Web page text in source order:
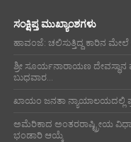
ಸಂಕ್ಷಿಪ್ತ ಮುಖ್ಯಾಂಶಗಳು
ಹಾವಂಜೆ: ಚಲಿಸುತ್ತಿದ್ದ ಕಾರಿನ ಮೇಲೆ
ಶ್ರೀ ಸೂರ್ಯನಾರಾಯಣ
ಬುಧವಾರ...
ಖಾಯಂ ಜನತಾ ನ್ಯಾಯಾಲಯದಲ್ಲಿ
ಅಮೆರಿಕಾದ ಅಂತರರಾಷ್ಟ್ರೀಯ
ಭಂಡಾರಿ ಆಯ್ಕೆ